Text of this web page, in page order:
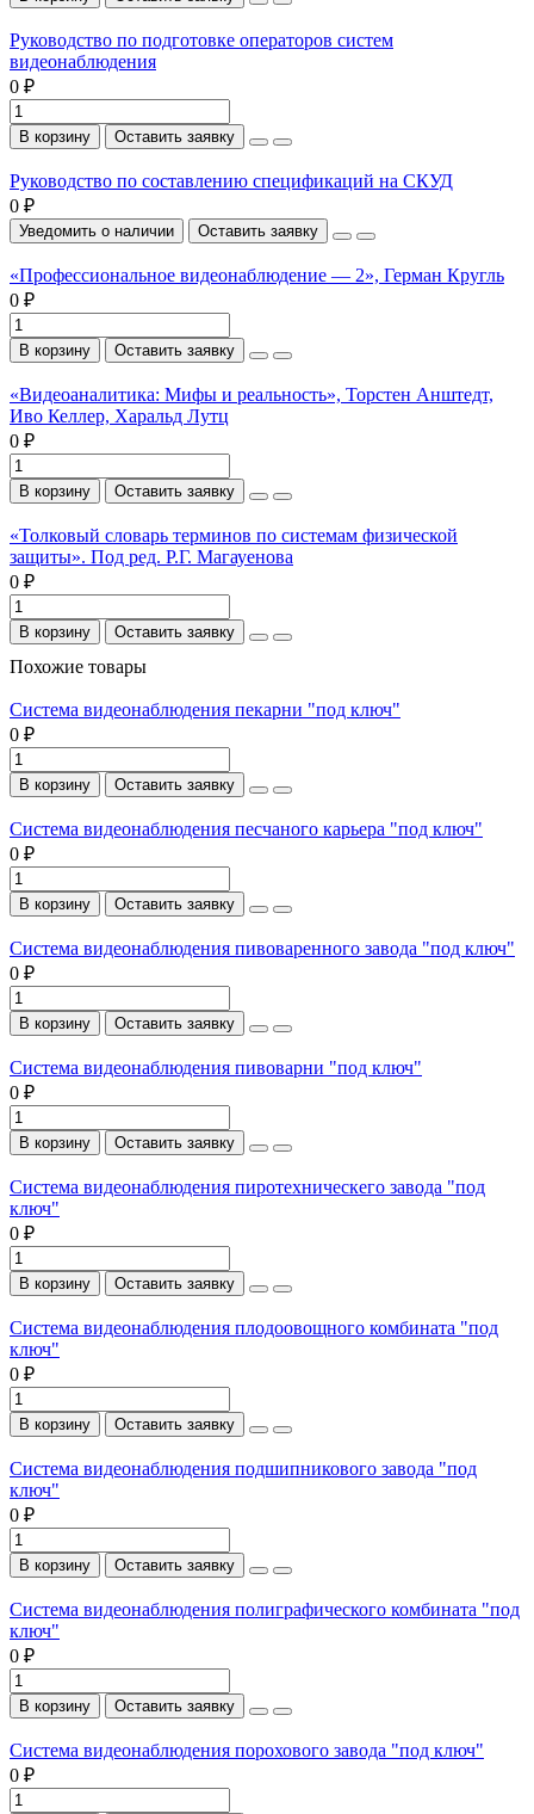
Руководство по подготовке операторов систем
видеонаблюдения
0 ₽
В корзину Оставить заявку
Руководство по составлению спецификаций на СКУД
0 ₽
Уведомить о наличии Оставить заявку
«Профессиональное видеонаблюдение — 2», Герман Кругль
0 ₽
В корзину Оставить заявку
«Видеоаналитика: Мифы и реальность», Торстен Анштедт,
Иво Келлер, Харальд Лутц
0 ₽
В корзину Оставить заявку
«Толковый словарь терминов по системам физической
защиты». Под ред. Р.Г. Магауенова
0 ₽
В корзину Оставить заявку
Похожие товары
Система видеонаблюдения пекарни "под ключ"
0 ₽
В корзину Оставить заявку
Система видеонаблюдения песчаного карьера "под ключ"
0 ₽
В корзину Оставить заявку
Система видеонаблюдения пивоваренного завода "под ключ"
0 ₽
В корзину Оставить заявку
Система видеонаблюдения пивоварни "под ключ"
0 ₽
В корзину Оставить заявку
Система видеонаблюдения пиротехническего завода "под
ключ"
0 ₽
В корзину Оставить заявку
Система видеонаблюдения плодоовощного комбината "под
ключ"
0 ₽
В корзину Оставить заявку
Система видеонаблюдения подшипникового завода "под
ключ"
0 ₽
В корзину Оставить заявку
Система видеонаблюдения полиграфического комбината "под
ключ"
0 ₽
В корзину Оставить заявку
Система видеонаблюдения порохового завода "под ключ"
0 ₽